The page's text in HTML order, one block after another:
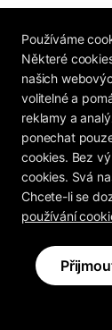
odpovědí
stoupají.
víc než
Jak
follow-
Začni těsně
12, pak 20.
mysli,
rozšiřující
Používáme
Některé
našich
volitelné a
reklamy a
ponechat
cookies. Bez
cookies. Svá
Chcete-li se
používání